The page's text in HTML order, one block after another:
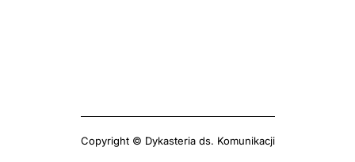
Copyright © Dykasteria ds. Komunikacji